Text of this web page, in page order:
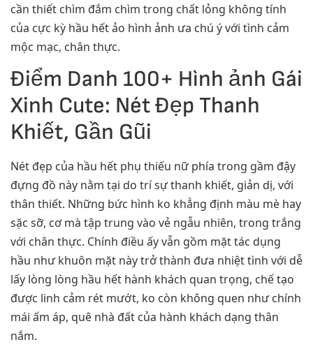
cần thiết chìm đắm chìm trong chất lỏng không tính
của cực kỳ hầu hết ảo hình ảnh ưa chú ý với tình cảm
mộc mạc, chân thực.
Điểm Danh 100+ Hình ảnh Gái
Xinh Cute: Nét Đẹp Thanh
Khiết, Gần Gũi
Nét đẹp của hầu hết phụ thiếu nữ phía trong gầm đậy
đựng đồ này nằm tại do trí sự thanh khiết, giản dị, với
thân thiết. Những bức hình ko khẳng định màu mè hay
sặc sỡ, cơ mà tập trung vào vẻ ngẫu nhiên, trong trắng
với chân thực. Chính điều ấy vẫn gồm mặt tác dụng
hầu như khuôn mặt này trở thành đưa nhiệt tình với dễ
lấy lòng lòng hầu hết hành khách quan trọng, chế tạo
được linh cảm rét mướt, ko còn không quen như chính
mái ấm áp, quê nhà đất của hành khách dạng thân
nắm.